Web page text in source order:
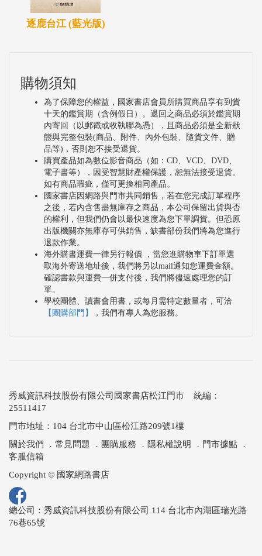
逐鹿台江 (藍光版)
購物須知
為了保障您的權益，國家書店會員所購買商品享有到貨
十天的鑑賞期（含例假日）。退回之商品必須於鑑賞期
內寄回（以郵戳或收執聯為憑），且商品必須是全新狀
態與完整包裝(商品、附件、內外包裝、隨貨文件、贈
品等)，否則恕不接受退貨。
購買產品如為數位影音商品（如：CD、VCD、DVD、
電子書等），因受智慧財產權保護，恕無法接受退貨。
如有商品瑕疵，僅可更換相同產品。
國家書店因網路與門市共同銷售，若在您完成訂單程序
之後，若內含售盡無庫存之商品，本公司保留出貨與否
的權利，但我們仍會以最快速度為您下單調貨。但恐原
出版機關亦無庫存可供銷售，缺書部份我們將為您進行
退款作業。
海外購書運費一律另行報價 ，當您進購物車下訂單選
取海外寄送地址後，我們將另以mail通知您運費金額。
確認書款與運費一併支付後，我們將儘速處理您的訂
單。
學校團體、讀書會用書，或每月需特定數量者，可洽
【團購部門】
，我們有專人為您服務。
秀威資訊科技股份有限公司國家書店松江門市 統編：
25511417
門市地址：104 台北市中山區松江路209號1樓
關於我們
． 常見問題 ． 團購服務 ． 隱私權說明 ． 門市據點 ．
客服信箱
Copyright © 國家網路書店
總公司：秀威資訊科技股份有限公司 114 台北市內湖區瑞光路
76巷65號